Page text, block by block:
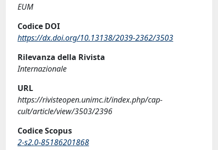
EUM
Codice DOI
https://dx.doi.org/10.13138/2039-2362/3503
Rilevanza della Rivista
Internazionale
URL
https://rivisteopen.unimc.it/index.php/cap-
cult/article/view/3503/2396
Codice Scopus
2-s2.0-85186201868